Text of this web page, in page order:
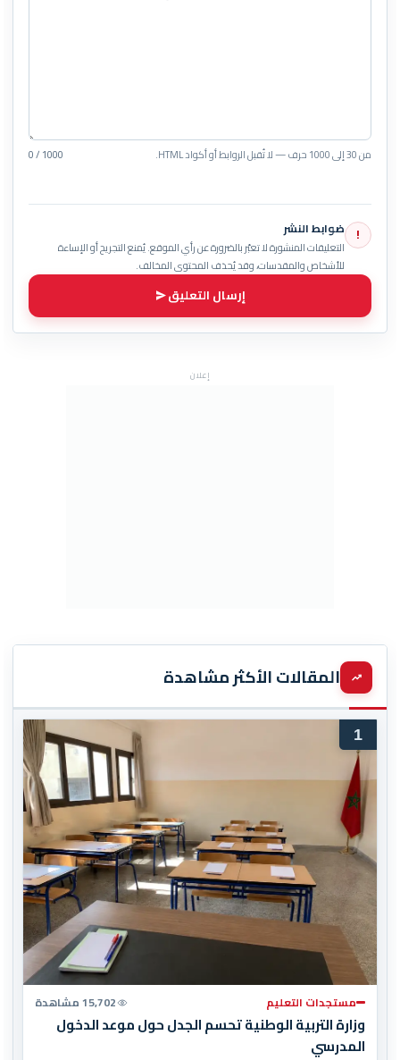
من 30 إلى 1000 حرف — لا تُقبل الروابط أو أكواد HTML. 0 / 1000
! ضوابط النشر
التعليقات المنشورة لا تعبّر بالضرورة عن رأي الموقع. يُمنع التجريح أو الإساءة
للأشخاص والمقدسات، وقد يُحذف المحتوى المخالف.
إرسال التعليق
إعلان
المقالات الأكثر مشاهدة
1
مستجدات التعليم 15,702 مشاهدة
وزارة التربية الوطنية تحسم الجدل حول موعد الدخول
المدرسي